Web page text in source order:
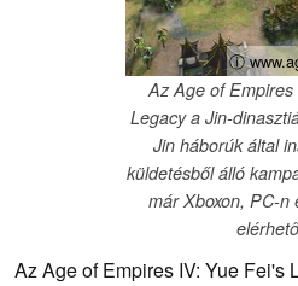
ⓘ
Az Age of Empires
Legacy a Jin-
Jin háborúk által
küldetésből álló
már Xboxon, PC-n
Az Age of Empires IV: Yue Fei's